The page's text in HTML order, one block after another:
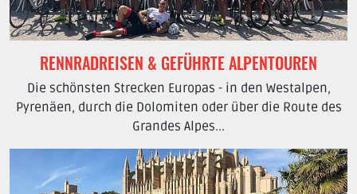
RENNRADREISEN & GEFÜHRTE ALPENTOUREN
Die schönsten Strecken Europas - in den Westalpen,
Pyrenäen, durch die Dolomiten oder über die Route des
Grandes Alpes...